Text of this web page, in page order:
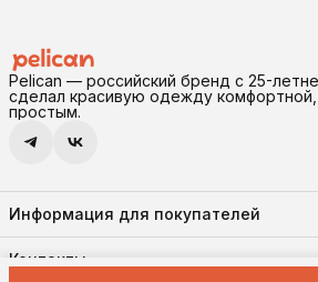
Pelican — российский бренд с 25-
сделал красивую одежду
простым.
Информация для покупателей
Реквизиты
Доставка и оплата
Контакты